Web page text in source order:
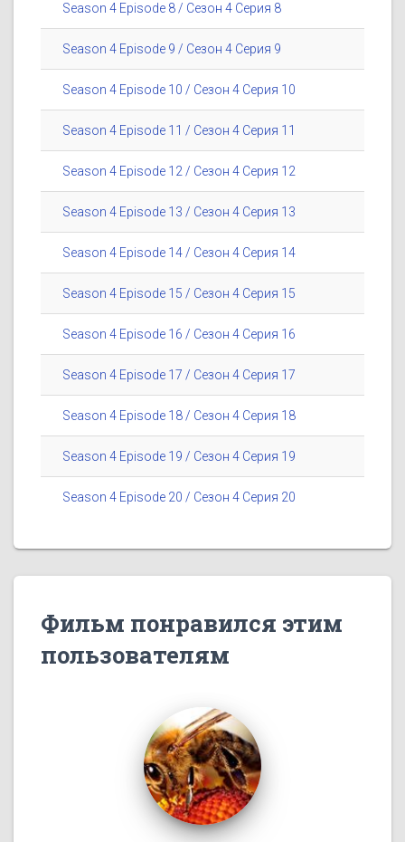
Season 4 Episode 8 / Сезон 4 Серия 8
Season 4 Episode 9 / Сезон 4 Серия 9
Season 4 Episode 10 / Сезон 4 Серия 10
Season 4 Episode 11 / Сезон 4 Серия 11
Season 4 Episode 12 / Сезон 4 Серия 12
Season 4 Episode 13 / Сезон 4 Серия 13
Season 4 Episode 14 / Сезон 4 Серия 14
Season 4 Episode 15 / Сезон 4 Серия 15
Season 4 Episode 16 / Сезон 4 Серия 16
Season 4 Episode 17 / Сезон 4 Серия 17
Season 4 Episode 18 / Сезон 4 Серия 18
Season 4 Episode 19 / Сезон 4 Серия 19
Season 4 Episode 20 / Сезон 4 Серия 20
Фильм понравился этим
пользователям